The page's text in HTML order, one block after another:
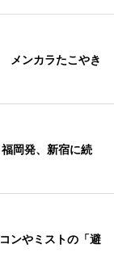
メンカラたこやき
岡発、新宿に続
ンやミストの「避